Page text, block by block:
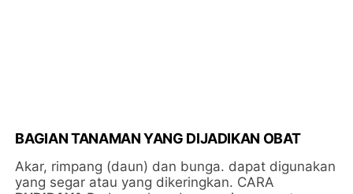
BAGIAN TANAMAN YANG DIJADIKAN OBAT
Akar, rimpang (daun) dan bunga. dapat digunakan
yang segar atau yang dikeringkan. CARA